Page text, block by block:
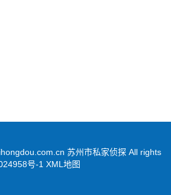
苏州市私家侦探 All rights
号-1 XML地图